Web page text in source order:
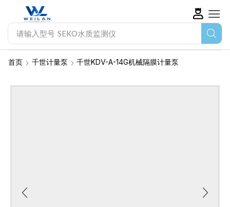
请输入型号 SEKO水质监测仪
首页 千世计量泵 千世KDV-A-14G机械隔膜计量泵